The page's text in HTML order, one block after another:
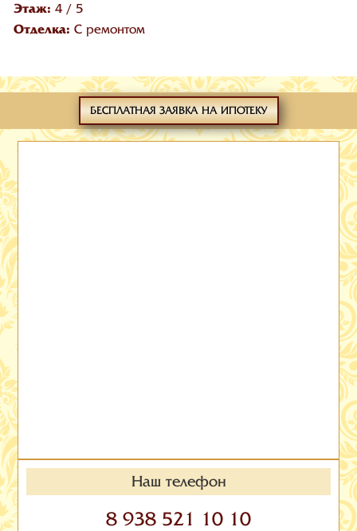
Этаж: 4/ 5
Отделка: С ремонтом
БЕСПЛАТНАЯ ЗАЯВКА НА ИПОТЕКУ
Наш телефон
8 938 521 10 10